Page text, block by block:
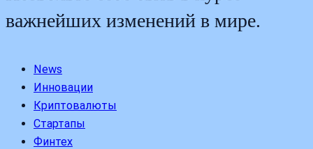
важнейших изменений в мире.
News
Инновации
Криптовалюты
Стартапы
Финтех